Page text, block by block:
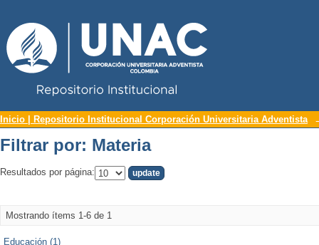
Filtrar por: Materia
Inicio | Repositorio Institucional Corporación Universitaria Adventista
Filtrar por: Materia
Resultados por página:
Mostrando ítems 1-6 de 1
Educación (1)